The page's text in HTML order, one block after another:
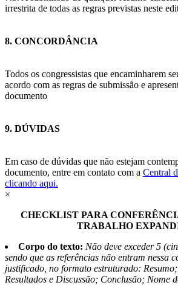
irrestrita de todas as regras previstas neste
8. CONCORDÂNCIA
Todos os congressistas que encaminharem
acordo com as regras de submissão e
documento
9. DÚVIDAS
Em caso de dúvidas que não estejam
documento, entre em contato com a Central
clicando aqui.
×
CHECKLIST PARA
TRABALHO
Corpo do texto: Não deve exceder 5
sendo que as referências não entram nessa
justificado, no formato estruturado:
Resultados e Discussão; Conclusão; Nome